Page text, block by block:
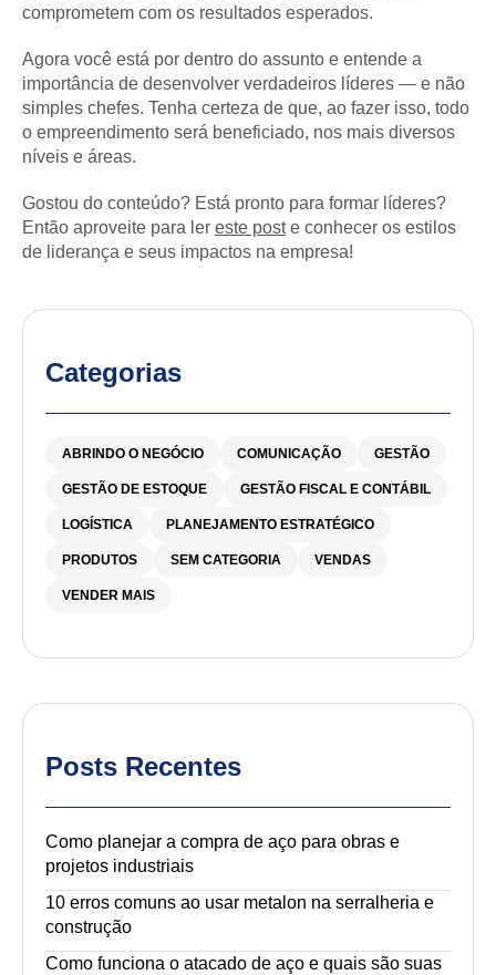
comprometem com os resultados esperados.
Agora você está por dentro do assunto e entende a
importância de desenvolver verdadeiros líderes — e não
simples chefes. Tenha certeza de que, ao fazer isso, todo
o empreendimento será beneficiado, nos mais diversos
níveis e áreas.
Gostou do conteúdo? Está pronto para formar líderes?
Então aproveite para ler este poste conhecer os estilos
de liderança e seus impactos na empresa!
Categorias
ABRINDO O NEGÓCIO COMUNICAÇÃO GESTÃO
GESTÃO DE ESTOQUE GESTÃO FISCAL E CONTÁBIL
LOGÍSTICA PLANEJAMENTO ESTRATÉGICO
PRODUTOS SEM CATEGORIA VENDAS
VENDER MAIS
Posts Recentes
Como planejar a compra de aço para obras e
projetos industriais
10 erros comuns ao usar metalon na serralheria e
construção
Como funciona o atacado de aço e quais são suas